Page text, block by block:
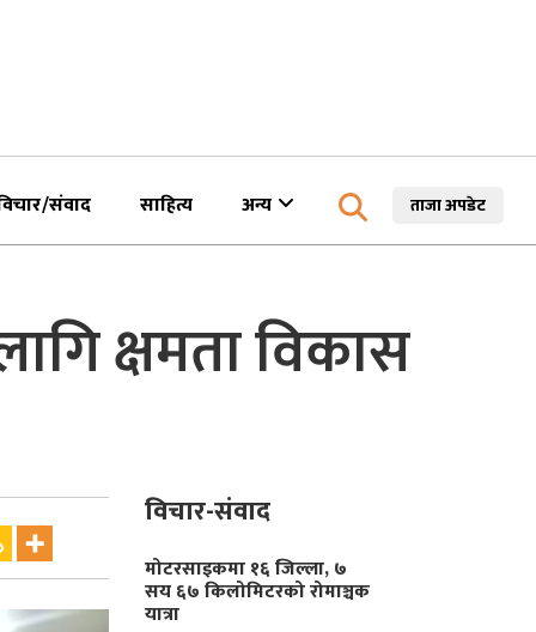
संवाद साहित्य अन्य ताजा अपडेट
क्षमता विकास
विचार-संवाद
मोटरसाइकमा १६ जिल्ला, ७
सय ६७ किलोमिटरको रोमाञ्चक
यात्रा